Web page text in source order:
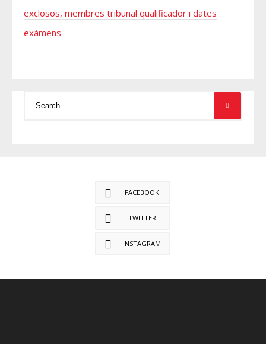
exclosos, membres tribunal qualificador i dates
exàmens
FACEBOOK
TWITTER
INSTAGRAM